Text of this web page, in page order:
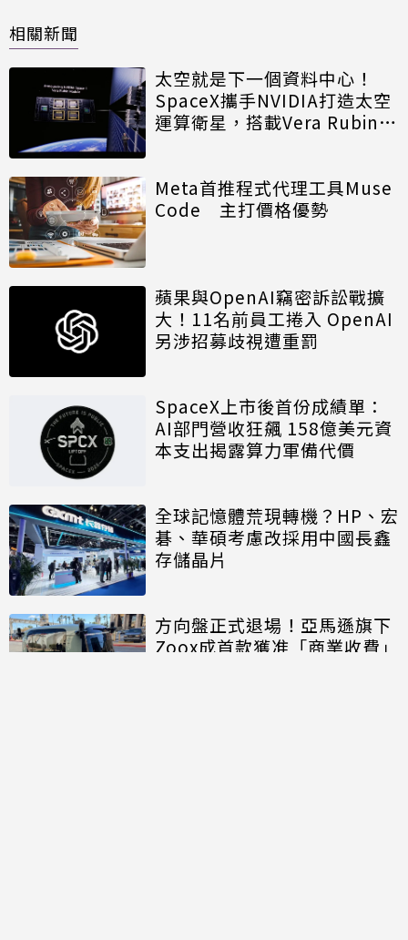
相關新聞
太空就是下一個資料中心！
SpaceX攜手NVIDIA打造太空
運算衛星，搭載Vera Rubin運
Meta首推程式代理工具Muse
Code 主打價格優勢
蘋果與OpenAI竊密訴訟戰擴
大！11名前員工捲入 OpenAI
另涉招募歧視遭重罰
SpaceX上市後首份成績單：
AI部門營收狂飆 158億美元資
本支出揭露算力軍備代價
全球記憶體荒現轉機？HP、宏
碁、華碩考慮改採用中國長鑫
存儲晶片
方向盤正式退場！亞馬遜旗下
Zoox成首款獲准「商業收費」